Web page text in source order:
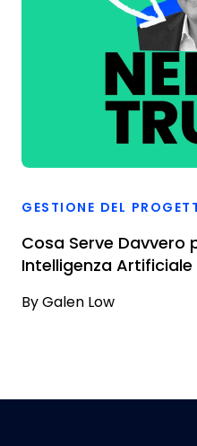
GESTIONE DEL
Cosa Serve Davvero
Intelligenza Artificiale
By Galen Low